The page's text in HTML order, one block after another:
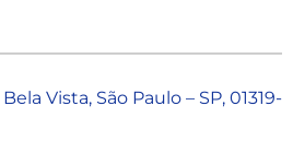
Vista, São Paulo – SP, 01319-